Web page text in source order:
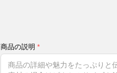
商品の説明